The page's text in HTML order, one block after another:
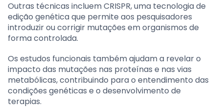
Outras técnicas incluem CRISPR, uma tecnologia de
edição genética que permite aos pesquisadores
introduzir ou corrigir mutações em organismos de
forma controlada.
Os estudos funcionais também ajudam a revelar o
impacto das mutações nas proteínas e nas vias
metabólicas, contribuindo para o entendimento das
condições genéticas e o desenvolvimento de
terapias.